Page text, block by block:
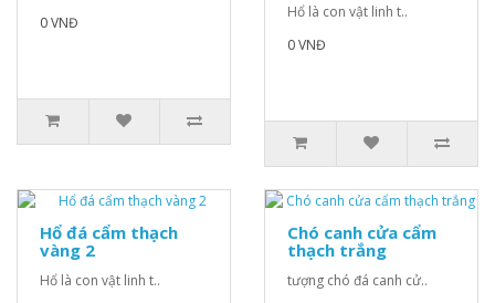
0 VNĐ
Hổ là con vật linh t..
0 VNĐ
Hổ đá cẩm thạch
vàng 2
Hổ là con vật linh t..
Chó canh cửa cẩm
thạch trắng
tượng chó đá canh cử..